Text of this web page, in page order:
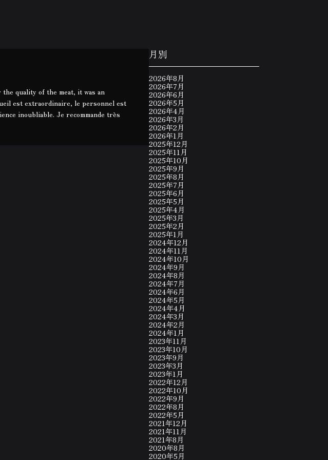
quality of the meat, it was an
est extraordinaire, le personnel est
inoubliable. Je recommande très
月別
2026年8月
2026年7月
2026年6月
2026年5月
2026年4月
2026年3月
2026年2月
2026年1月
2025年12月
2025年11月
2025年10月
2025年9月
2025年8月
2025年7月
2025年6月
2025年5月
2025年4月
2025年3月
2025年2月
2025年1月
2024年12月
2024年11月
2024年10月
2024年9月
2024年8月
2024年7月
2024年6月
2024年5月
2024年4月
2024年3月
2024年2月
2024年1月
2023年11月
2023年10月
2023年9月
2023年3月
2023年1月
2022年12月
2022年10月
2022年9月
2022年8月
2022年5月
2021年12月
2021年11月
2021年8月
2020年8月
2020年5月